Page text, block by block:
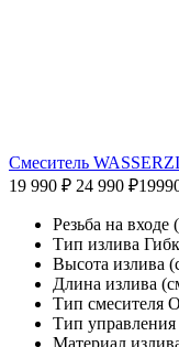
Смеситель
19 990 ₽ 24 990 ₽
Резьба на входе
Тип излива
Высота излива
Длина излива
Тип смесителя
Тип
Материал